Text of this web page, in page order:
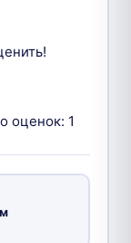
оценок: 1